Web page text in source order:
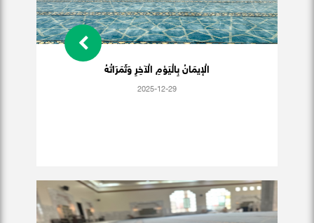
الْإيمَانُ بِالْيَوْمِ الْآخِرِ وَثَمَرَاتُهُ
2025-12-29